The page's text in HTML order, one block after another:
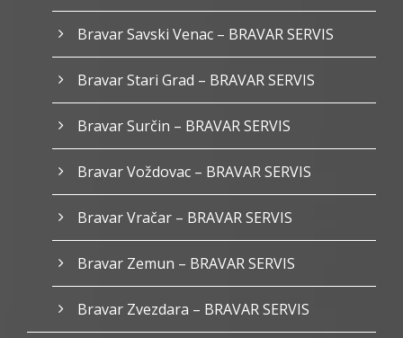
Bravar Savski Venac – BRAVAR SERVIS
Bravar Stari Grad – BRAVAR SERVIS
Bravar Surčin – BRAVAR SERVIS
Bravar Voždovac – BRAVAR SERVIS
Bravar Vračar – BRAVAR SERVIS
Bravar Zemun – BRAVAR SERVIS
Bravar Zvezdara – BRAVAR SERVIS